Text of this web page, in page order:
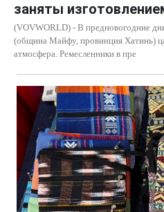
заняты
(VOVWORLD) - В предновогодние
(община Майфу, провинция Хатинь)
атмосфера. Ремесленники в пре